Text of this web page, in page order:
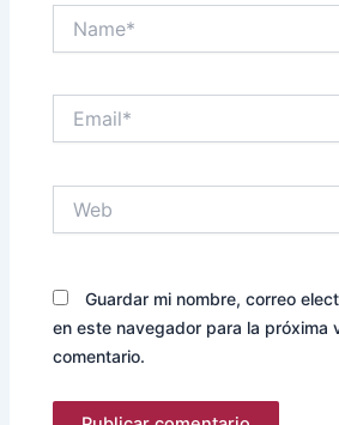
Guardar mi nombre, correo
en este navegador para la próxima
comentario.